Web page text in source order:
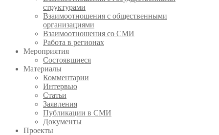
структурами
Взаимоотношения с общественными
организациями
Взаимоотношения со СМИ
Работа в регионах
Мероприятия
Состоявшиеся
Материалы
Комментарии
Интервью
Статьи
Заявления
Публикации в СМИ
Документы
Проекты